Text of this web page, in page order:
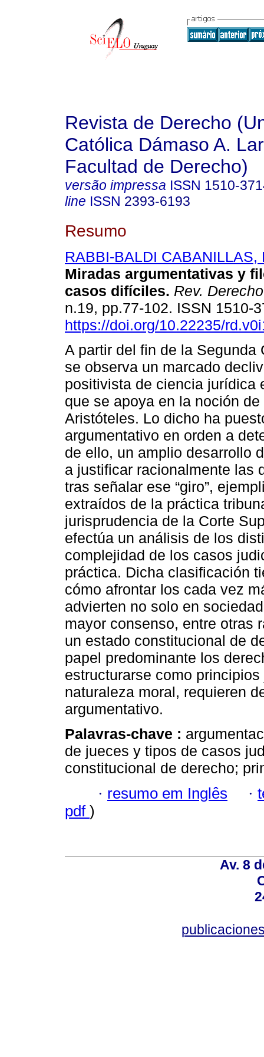
Revista de Derecho
Católica Dámaso A.
Facultad de Derecho)
versão impressa ISSN 1510-
line ISSN 2393-6193
Resumo
RABBI-BALDI CABANILLAS,
Miradas argumentativas y
casos difíciles. Rev. Derecho
n.19, pp.77-102. ISSN 1510-
https://doi.org/10.22235/
A partir del fin de la Segunda
se observa un marcado
positivista de ciencia jurídica
que se apoya en la noción
Aristóteles. Lo dicho ha
argumentativo en orden a
de ello, un amplio desarrollo
a justificar racionalmente las
tras señalar ese “giro”,
extraídos de la práctica
jurisprudencia de la Corte
efectúa un análisis de los
complejidad de los casos
práctica. Dicha clasificación
cómo afrontar los cada vez
advierten no solo en
mayor consenso, entre otras
un estado constitucional de
papel predominante los
estructurarse como
naturaleza moral, requieren
argumentativo.
Palavras-chave :
de jueces y tipos de casos
constitucional de derecho;
· resumo em Inglês ·
pdf )
Av. 8